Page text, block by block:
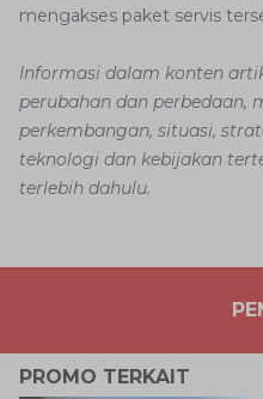
mengakses paket servis
Informasi dalam konten
perubahan dan perbedaan,
perkembangan, situasi,
teknologi dan kebijakan
terlebih dahulu.
PROMO TERKAIT